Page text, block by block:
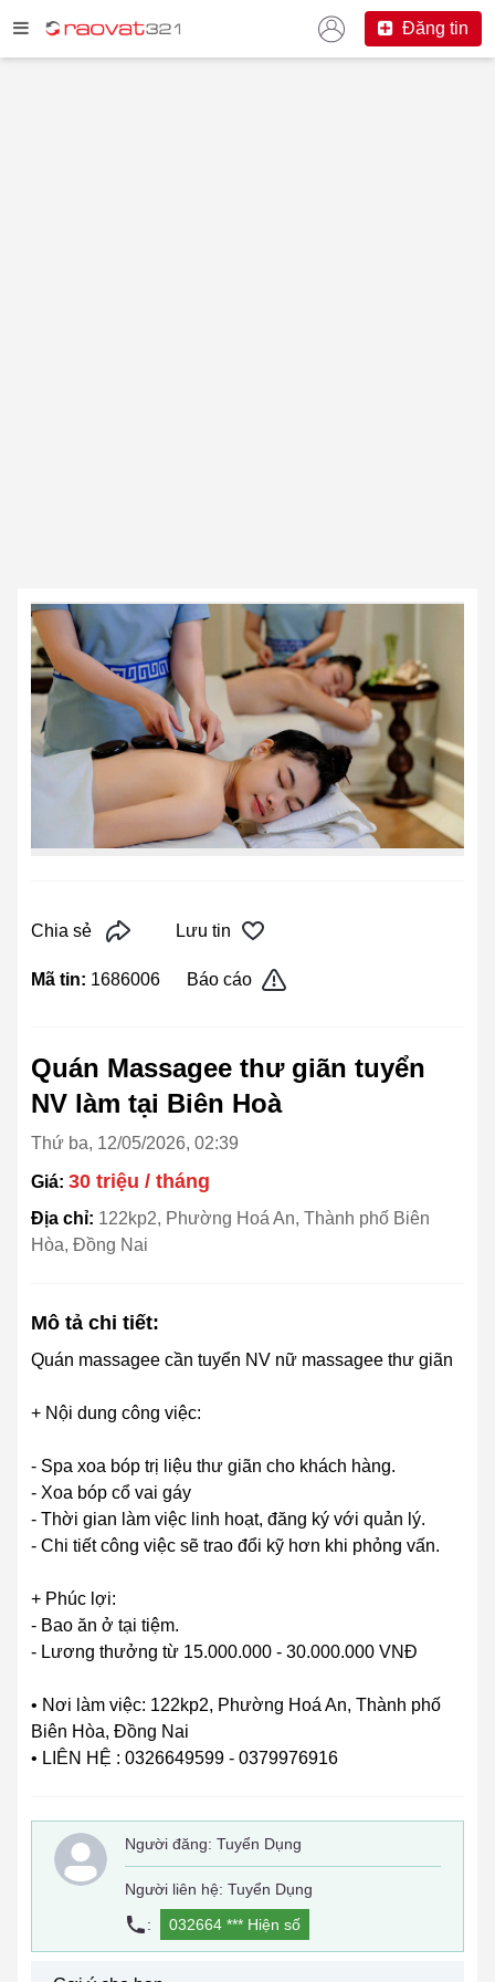
Đăng tin
Chia sẻ Lưu tin
Mã tin: 1686006 Báo cáo
Quán Massagee thư giãn tuyển
NV làm tại Biên Hoà
Thứ ba, 12/05/2026, 02:39
Giá: 30 triệu / tháng
Địa chỉ: 122kp2, Phường Hoá An, Thành phố Biên
Hòa, Đồng Nai
Mô tả chi tiết:
Quán massagee cần tuyển NV nữ massagee thư giãn
+ Nội dung công việc:
- Spa xoa bóp trị liệu thư giãn cho khách hàng.
- Xoa bóp cổ vai gáy
- Thời gian làm việc linh hoạt, đăng ký với quản lý.
- Chi tiết công việc sẽ trao đổi kỹ hơn khi phỏng vấn.
+ Phúc lợi:
- Bao ăn ở tại tiệm.
- Lương thưởng từ 15.000.000 - 30.000.000 VNĐ
• Nơi làm việc: 122kp2, Phường Hoá An, Thành phố
Biên Hòa, Đồng Nai
• LIÊN HỆ : 0326649599 - 0379976916
Người đăng: Tuyển Dụng
Người liên hệ: Tuyển Dụng
:
032664 *** Hiện số